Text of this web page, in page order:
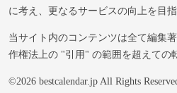
に考え、更なるサービスの向上を目指
当サイト内のコンテンツは全て編集
作権法上の "引用" の範囲を超えての
©2026 bestcalendar.jp All Rights